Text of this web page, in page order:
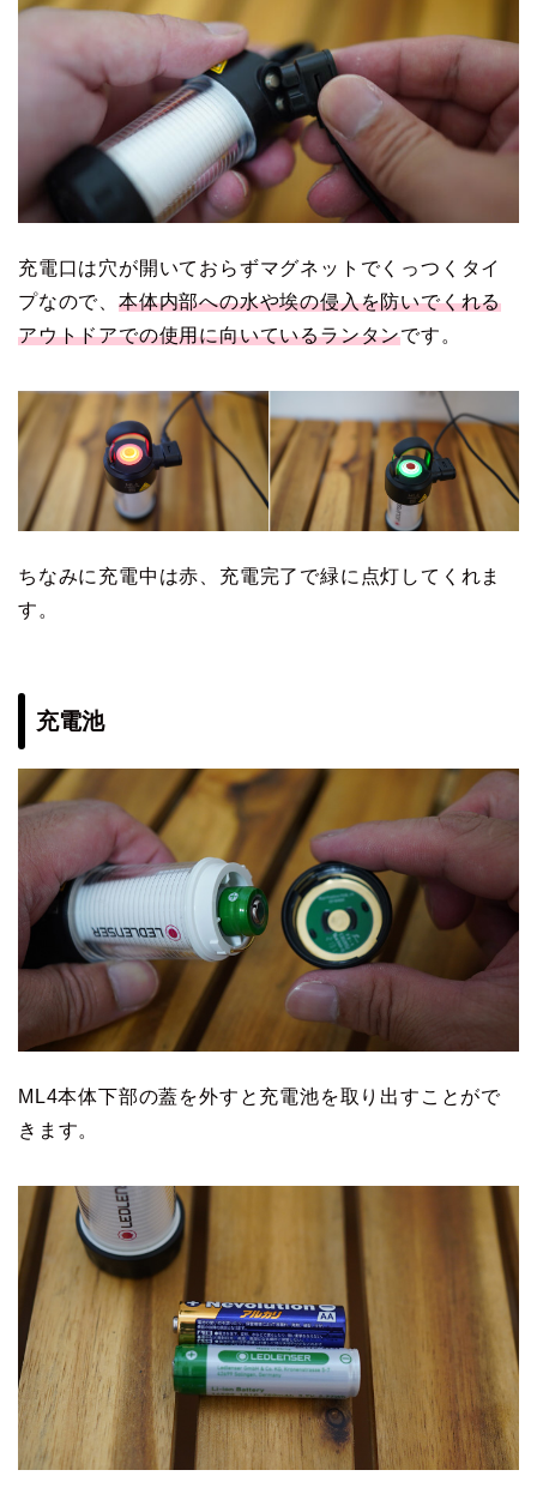
充電口は穴が開いておらずマグネットでくっつくタイ
プなので、 本体内部への水や埃の侵入を防いでくれる
アウトドアでの使用に向いているランタンです。
ちなみに充電中は赤、充電完了で緑に点灯してくれま
す。
充電池
ML4本体下部の蓋を外すと充電池を取り出すことがで
きます。